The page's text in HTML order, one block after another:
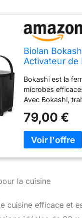
Biolan
Activateur de
Bokashi est la
microbes
Avec Bokashi,
les instructions.
du sol. Kit de
seau élégant
couvercle et
Déchets que
dans le bokashi
l, une semelle
Bokashi.
79,00 €
la cuisine
cuisine efficace et